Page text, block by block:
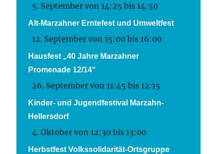
5. September von 14:25 bis14:50
Alt-Marzahner Erntefest und Umweltfest
12. September von 15:00 bis16:00
Hausfest „40 Jahre Marzahner
Promenade 12/14“
26. September von 11:45 bis12:15
Kinder- und Jugendfestival Marzahn-
Hellersdorf
4. Oktober von 12:30 bis13:00
Herbstfest Volkssolidarität-Ortsgruppe